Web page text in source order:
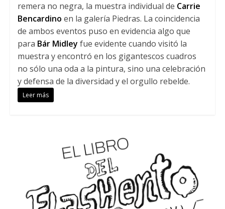
remera no negra, la muestra individual de Carrie
Bencardino en la galería Piedras. La coincidencia
de ambos eventos puso en evidencia algo que
para Bár Midley fue evidente cuando visitó la
muestra y encontró en los gigantescos cuadros
no sólo una oda a la pintura, sino una celebración
y defensa de la diversidad y el orgullo rebelde.
Leer más